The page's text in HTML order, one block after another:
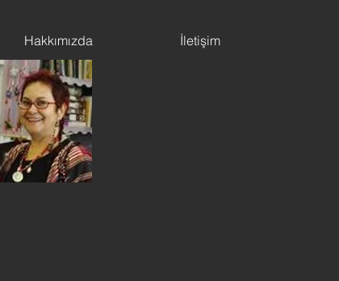
Hakkımızda İletişim